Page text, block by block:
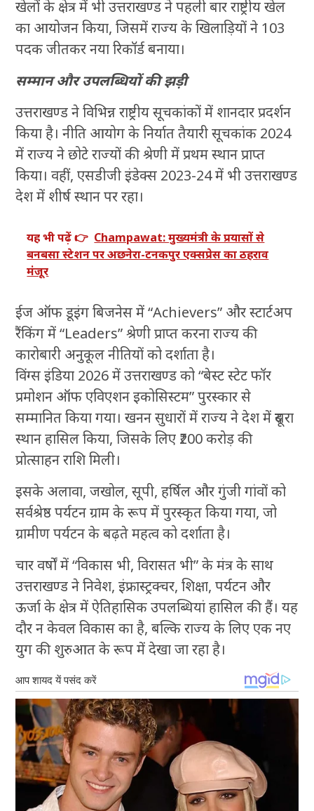
खेलों के क्षेत्र में भी उत्तराखण्ड ने पहली बार राष्ट्रीय खेल
का आयोजन किया, जिसमें राज्य के खिलाड़ियों ने 103
पदक जीतकर नया रिकॉर्ड बनाया।
सम्मान और उपलब्धियों की झड़ी
उत्तराखण्ड ने विभिन्न राष्ट्रीय सूचकांकों में शानदार प्रदर्शन
किया है। नीति आयोग के निर्यात तैयारी सूचकांक 2024
में राज्य ने छोटे राज्यों की श्रेणी में प्रथम स्थान प्राप्त
किया। वहीं, एसडीजी इंडेक्स 2023-24 में भी उत्तराखण्ड
देश में शीर्ष स्थान पर रहा।
यह भी पढ़ें 👉 Champawat: मुख्यमंत्री के प्रयासों से
बनबसा स्टेशन पर अछनेरा-टनकपुर एक्सप्रेस का ठहराव
मंजूर
ईज ऑफ डूइंग बिजनेस में “Achievers” और स्टार्टअप
रैंकिंग में “Leaders” श्रेणी प्राप्त करना राज्य की
कारोबारी अनुकूल नीतियों को दर्शाता है।
विंग्स इंडिया 2026 में उत्तराखण्ड को “बेस्ट स्टेट फॉर
प्रमोशन ऑफ एविएशन इकोसिस्टम” पुरस्कार से
सम्मानित किया गया। खनन सुधारों में राज्य ने देश में दूसरा
स्थान हासिल किया, जिसके लिए ₹200 करोड़ की
प्रोत्साहन राशि मिली।
इसके अलावा, जखोल, सूपी, हर्षिल और गुंजी गांवों को
सर्वश्रेष्ठ पर्यटन ग्राम के रूप में पुरस्कृत किया गया, जो
ग्रामीण पर्यटन के बढ़ते महत्व को दर्शाता है।
चार वर्षों में “विकास भी, विरासत भी” के मंत्र के साथ
उत्तराखण्ड ने निवेश, इंफ्रास्ट्रक्चर, शिक्षा, पर्यटन और
ऊर्जा के क्षेत्र में ऐतिहासिक उपलब्धियां हासिल की हैं। यह
दौर न केवल विकास का है, बल्कि राज्य के लिए एक नए
युग की शुरुआत के रूप में देखा जा रहा है।